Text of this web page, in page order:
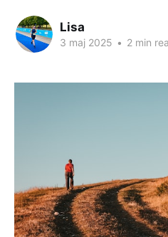
Lisa
3 maj 2025 • 2 min